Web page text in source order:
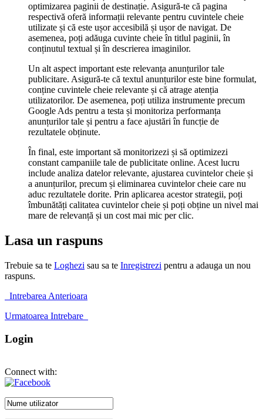
optimizarea paginii de destinație. Asigură-te că pagina
respectivă oferă informații relevante pentru cuvintele cheie
utilizate și că este ușor accesibilă și ușor de navigat. De
asemenea, poți adăuga cuvinte cheie în titlul paginii, în
conținutul textual și în descrierea imaginilor.
Un alt aspect important este relevanța anunțurilor tale
publicitare. Asigură-te că textul anunțurilor este bine formulat,
conține cuvintele cheie relevante și că atrage atenția
utilizatorilor. De asemenea, poți utiliza instrumente precum
Google Ads pentru a testa și monitoriza performanța
anunțurilor tale și pentru a face ajustări în funcție de
rezultatele obținute.
În final, este important să monitorizezi și să optimizezi
constant campaniile tale de publicitate online. Acest lucru
include analiza datelor relevante, ajustarea cuvintelor cheie și
a anunțurilor, precum și eliminarea cuvintelor cheie care nu
aduc rezultatele dorite. Prin aplicarea acestor strategii, poți
îmbunătăți calitatea cuvintelor cheie și poți obține un nivel mai
mare de relevanță și un cost mai mic per clic.
Lasa un raspuns
Trebuie sa te Loghezi sau sa te Inregistrezi pentru a adauga un nou
raspuns.
Intrebarea Anterioara
Urmatoarea Intrebare
Login
Connect with: